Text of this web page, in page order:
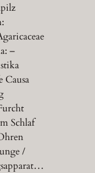
–
Causa
Schlaf
/